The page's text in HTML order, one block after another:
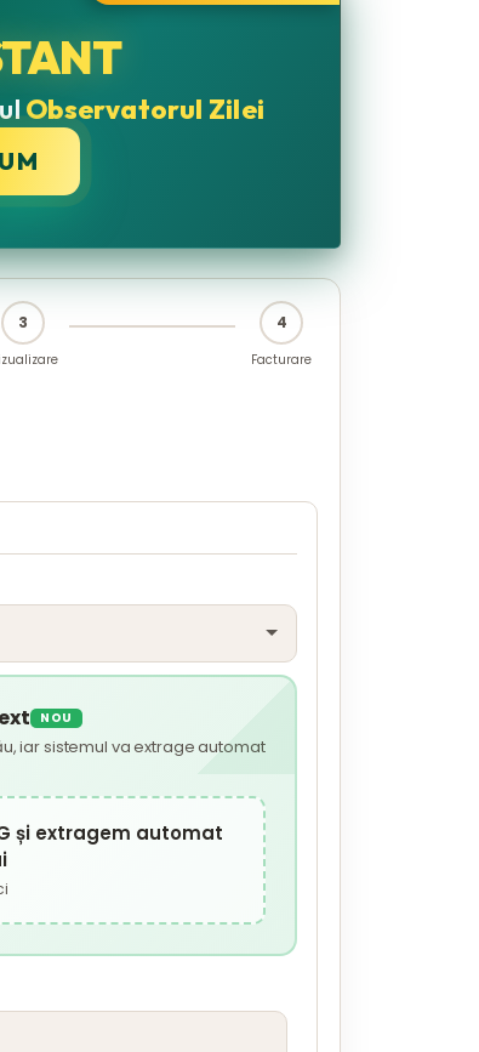
Observatorul Zilei
3 4
Facturare
NOU
iar sistemul va extrage automat
și extragem automat